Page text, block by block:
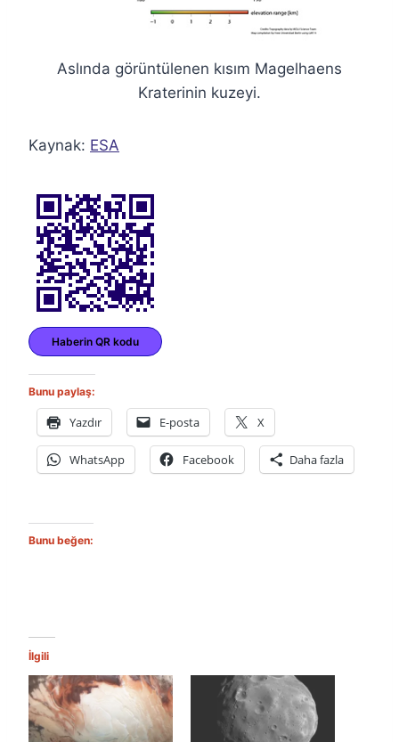
Aslında görüntülenen kısım Magelhaens
Kraterinin kuzeyi.
Kaynak: ESA
Haberin QR kodu
Bunu paylaş:
Yazdır E-posta X
WhatsApp Facebook Daha fazla
Bunu beğen:
İlgili